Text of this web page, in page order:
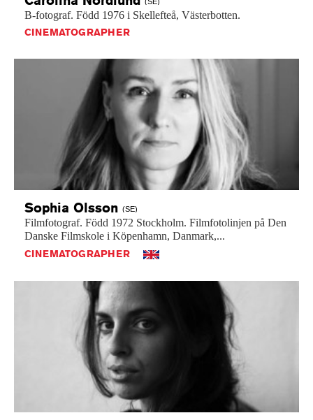
B-fotograf. Född 1976 i Skellefteå, Västerbotten.
CINEMATOGRAPHER
Sophia Olsson (SE)
Filmfotograf. Född 1972 Stockholm. Filmfotolinjen på Den
Danske Filmskole i Köpenhamn, Danmark,...
CINEMATOGRAPHER